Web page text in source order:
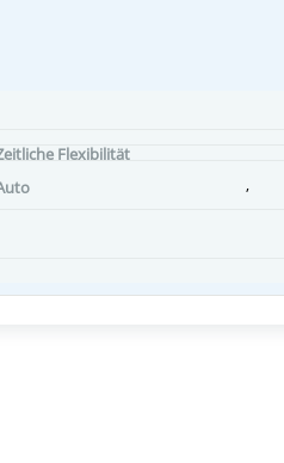
Flexibilität
,